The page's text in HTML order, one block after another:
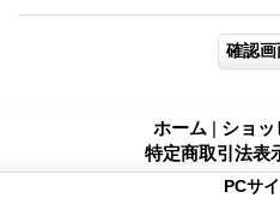
ホーム | ショッ
特定商取引法表
PCサ